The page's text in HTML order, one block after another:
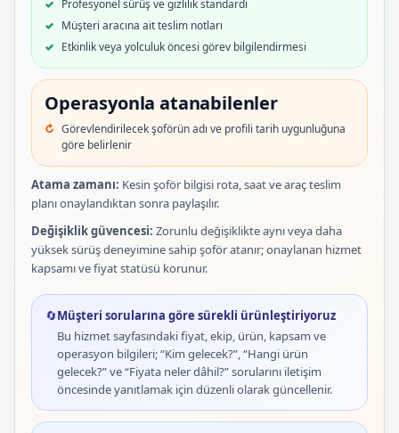
Profesyonel sürüş ve gizlilik standardı
Müşteri aracına ait teslim notları
Etkinlik veya yolculuk öncesi görev bilgilendirmesi
Operasyonla atanabilenler
Görevlendirilecek şoförün adı ve profili tarih uygunluğuna
göre belirlenir
Atama zamanı: Kesin şoför bilgisi rota, saat ve araç teslim
planı onaylandıktan sonra paylaşılır.
Değişiklik güvencesi: Zorunlu değişiklikte aynı veya daha
yüksek sürüş deneyimine sahip şoför atanır; onaylanan hizmet
kapsamı ve fiyat statüsü korunur.
🔄Müşteri sorularına göre sürekli ürünleştiriyoruz
Bu hizmet sayfasındaki fiyat, ekip, ürün, kapsam ve
operasyon bilgileri; “Kim gelecek?”, “Hangi ürün
gelecek?” ve “Fiyata neler dâhil?” sorularını iletişim
öncesinde yanıtlamak için düzenli olarak güncellenir.